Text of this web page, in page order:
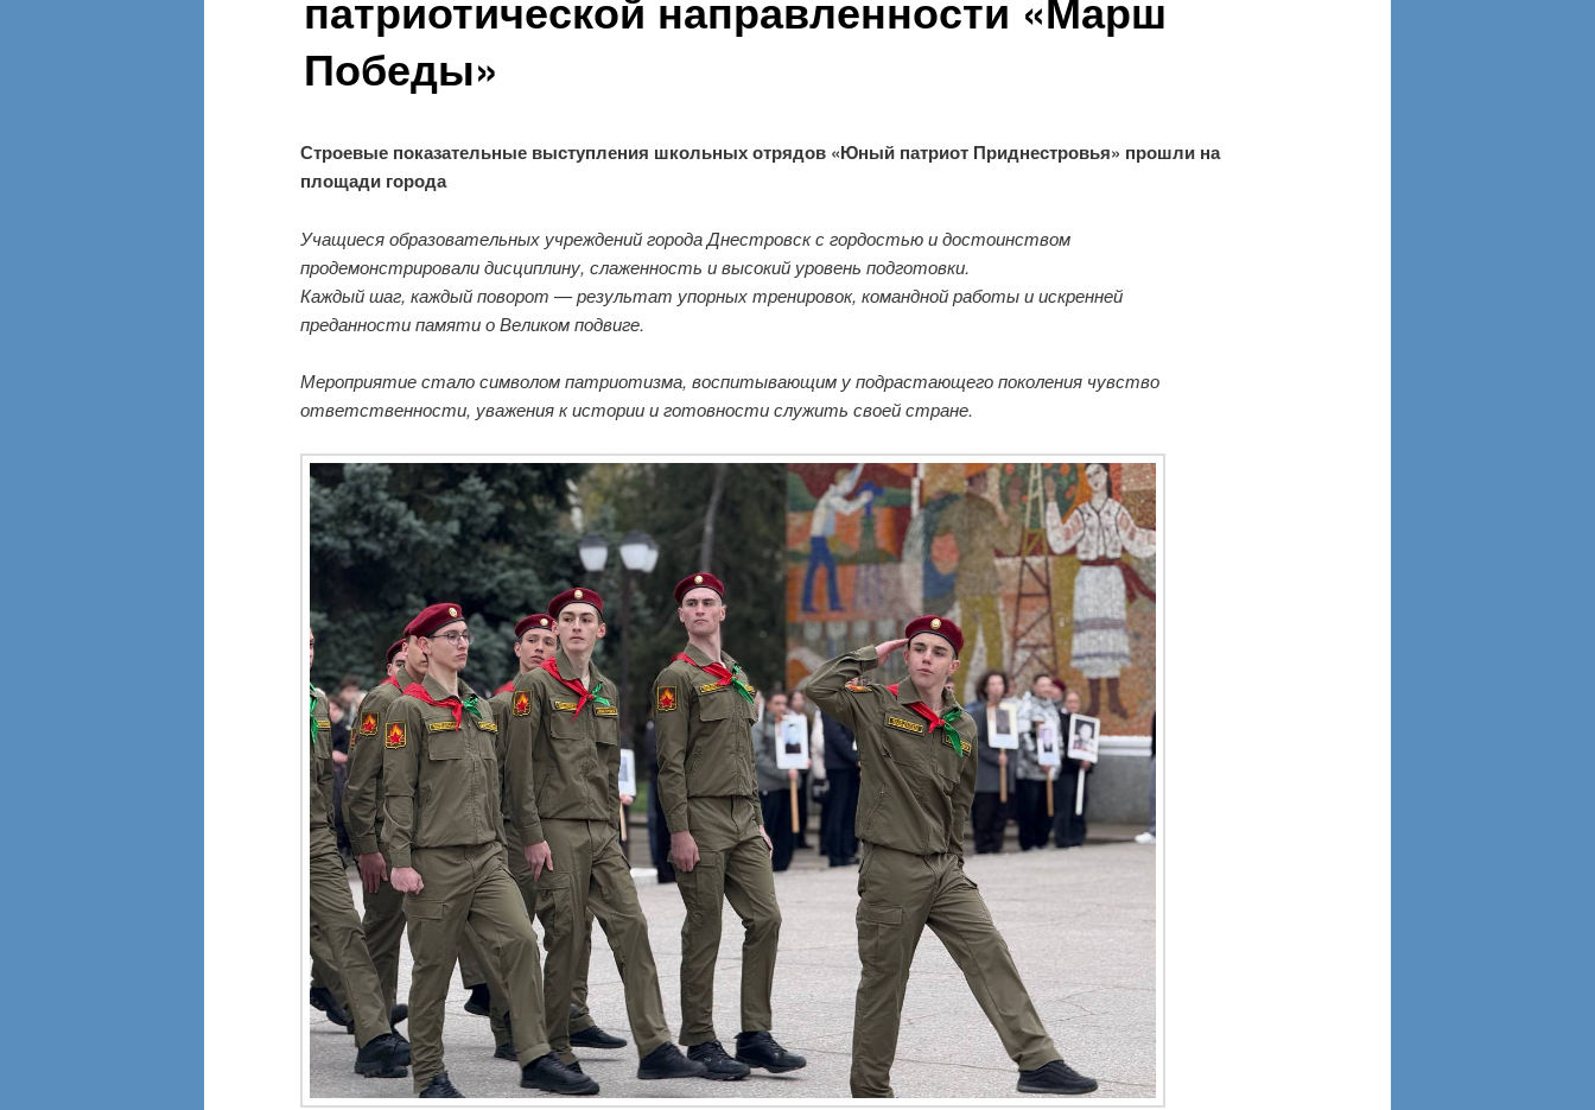
Победы»
Строевые показательные выступления школьных отрядов «Юный патриот Приднестровья» прошли на
площади города
Учащиеся образовательных учреждений города Днестровск с гордостью и достоинством
продемонстрировали дисциплину, слаженность и высокий уровень подготовки.
Каждый шаг, каждый поворот — результат упорных тренировок, командной работы и искренней
преданности памяти о Великом подвиге.
Мероприятие стало символом патриотизма, воспитывающим у подрастающего поколения чувство
ответственности, уважения к истории и готовности служить своей стране.